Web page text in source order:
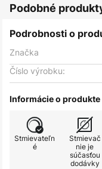
Podobné
Podrobnosti o
Značka
Číslo výrobku:
Informácie o produkte
Stmievateľn
é
Stmievač
nie je
súčasťou
dodávky